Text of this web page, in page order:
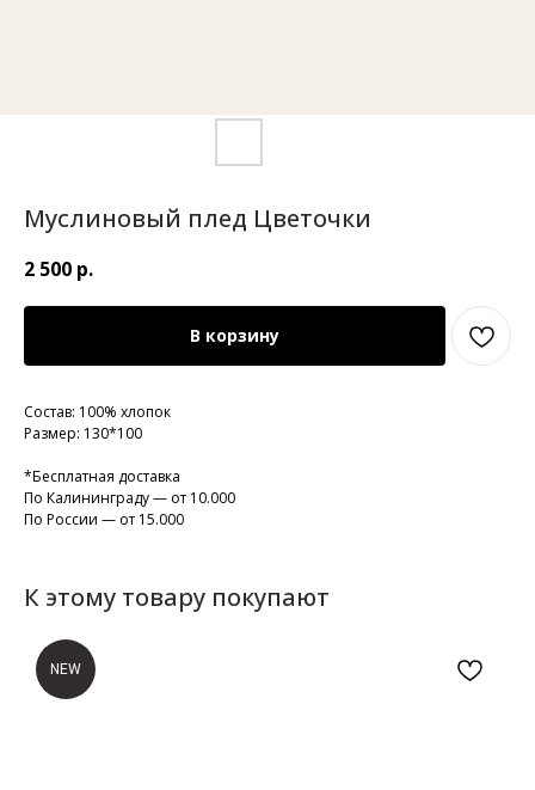
Муслиновый плед Цветочки
2 500 р.
В корзину
Состав: 100% хлопок
Размер: 130*100
*Бесплатная доставка
По Калининграду — от 10.000
По России — от 15.000
К этому товару покупают
NEW